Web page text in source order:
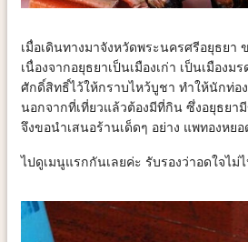
เมื่อเดินทางมาจังหวัดพระนครศรีอยุธยา
เนื่องจากอยุธยาเป็นเมืองเก่า เป็นเมือง
ศักดิ์สิทธิ์ไว้ให้กราบไหว้บูชา ทำให้นักท่อ
นอกจากที่เที่ยวแล้วต้องมีที่กิน ซึ่งอยุธย
จึงขอนำเสนอร้านเด็ดๆ อย่าง แพทองหยอ
ไปดูเมนูแรกกันเลยค่ะ รับรองว่าอดใจไม่